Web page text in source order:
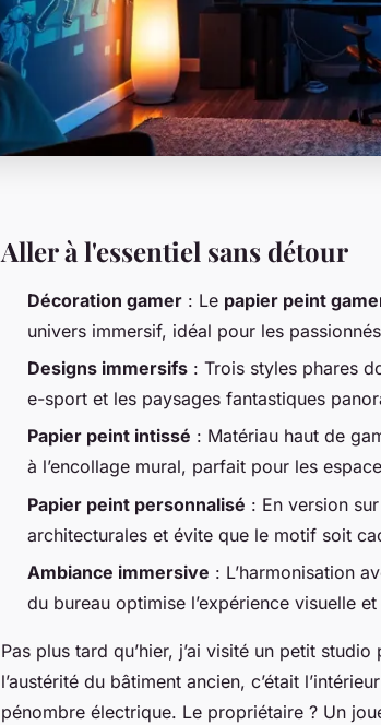
Aller à l'essentiel sans détour
Décoration gamer : Le papier peint
univers immersif, idéal pour les
Designs immersifs : Trois styles phares
e-sport et les paysages fantastiques
Papier peint intissé : Matériau haut de
à l’encollage mural, parfait pour les
Papier peint personnalisé : En version
architecturales et évite que le motif soit
Ambiance immersive : L’harmonisation
du bureau optimise l’expérience visuelle
Pas plus tard qu’hier, j’ai visité un petit
l’austérité du bâtiment ancien, c’était
pénombre électrique. Le propriétaire ? Un